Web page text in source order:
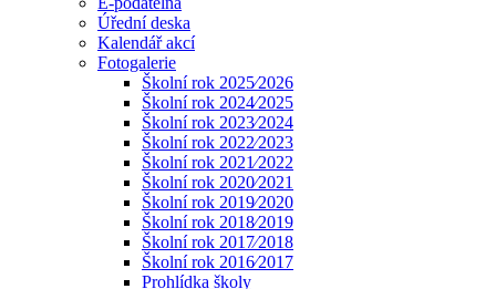
Úřední deska
Kalendář akcí
Fotogalerie
Školní rok 2025⁄2026
Školní rok 2024⁄2025
Školní rok 2023⁄2024
Školní rok 2022⁄2023
Školní rok 2021⁄2022
Školní rok 2020⁄2021
Školní rok 2019⁄2020
Školní rok 2018⁄2019
Školní rok 2017⁄2018
Školní rok 2016⁄2017
Prohlídka školy